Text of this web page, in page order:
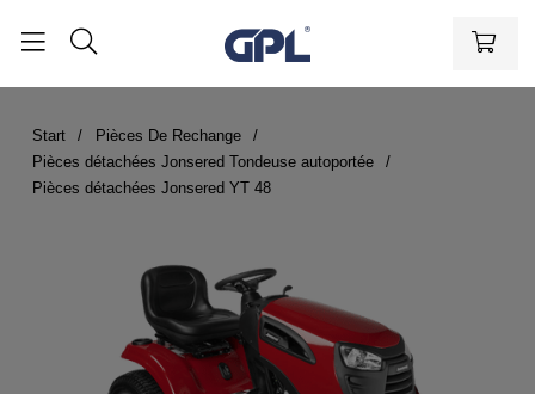
Start
Pièces De Rechange
Pièces détachées Jonsered Tondeuse autoportée
Pièces détachées Jonsered YT 48